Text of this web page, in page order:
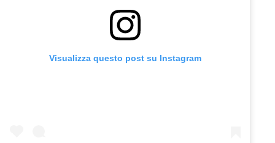
Visualizza questo post su Instagram